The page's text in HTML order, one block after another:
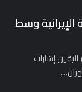
وسط
إشارات